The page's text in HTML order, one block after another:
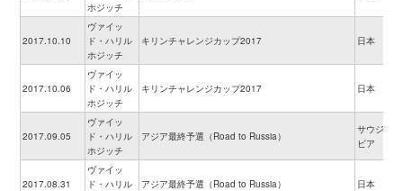
ホジッチ
2017.10.10
ヴァイッ
ド・ハリル
ホジッチ
キリンチャレンジカップ2017 日本
2017.10.06
ヴァイッ
ド・ハリル
ホジッチ
キリンチャレンジカップ2017 日本
2017.09.05
ヴァイッ
ド・ハリル
ホジッチ
アジア最終予選（Road to Russia）
サウジアラ
ビア
2017.08.31
ヴァイッ
ド・ハリル
アジア最終予選（Road to Russia） 日本